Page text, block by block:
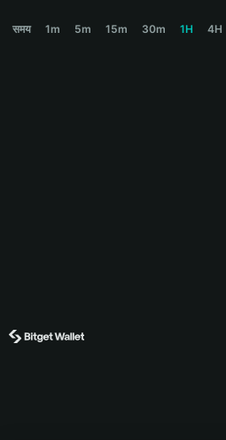
Español (Argentina)
समय 1m 5m 15m 30m 1H 4H